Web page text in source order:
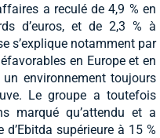
a reculé de 4,9 % en
d’euros, et de 2,3 % à
s’explique notamment par
en Europe et en
environnement toujours
Le groupe a toutefois
marqué qu’attendu et a
supérieure à 15 %